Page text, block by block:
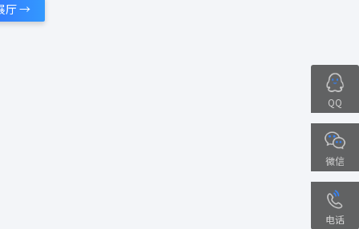
厅 →
QQ
微信
电话